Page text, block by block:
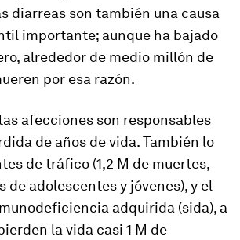
diarreas son también una causa
importante; aunque ha bajado
alrededor de medio millón de
por esa razón.
afecciones son responsables
de años de vida. También lo
de tráfico (1,2 M de muertes,
de adolescentes y jóvenes), y el
adquirida (sida), a
la vida casi 1 M de